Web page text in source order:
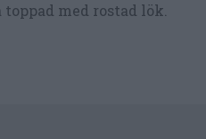
med rostad lök.